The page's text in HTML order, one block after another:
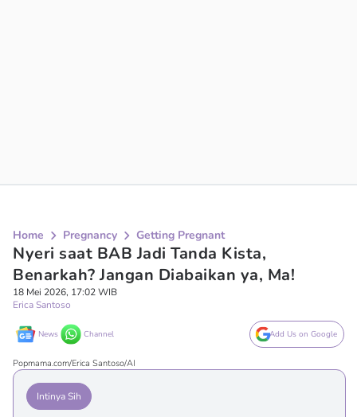
Home Pregnancy Getting Pregnant
Nyeri saat BAB Jadi Tanda Kista,
Benarkah? Jangan Diabaikan ya, Ma!
18 Mei 2026, 17:02 WIB
Erica Santoso
News Channel Add Us on Google
Popmama.com/Erica Santoso/AI
Intinya Sih